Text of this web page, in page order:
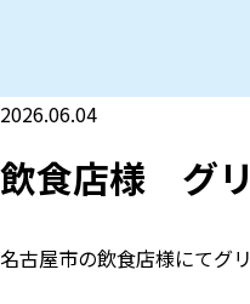
2026.06.04
飲食店様 グ
名古屋市の飲食店様にてグ